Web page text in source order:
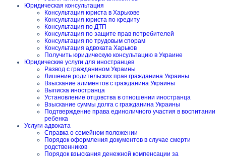
Юридическая консультация
Консультация юриста в Харькове
Консультация юриста по кредиту
Консультация по ДТП
Консультация по защите прав потребителей
Консультация по трудовым спорам
Консультация адвоката Харьков
Получить юридическую консультацию в Украине
Юридические услуги для иностранцев
Развод с гражданином Украины
Лишение родительских прав гражданина Украины
Взыскание алиментов с гражданина Украины
Выписка иностранца
Установление отцовства в отношении иностранца
Взыскание суммы долга с гражданина Украины
Подтверждение права единоличного участия в воспитании
ребенка
Услуги адвоката
Справка о семейном положении
Порядок оформления документов в случае смерти
родственников
Порядок взыскания денежной компенсации за